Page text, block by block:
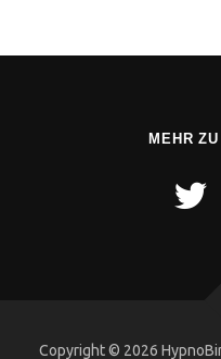
MEHR
Copyright © 2026